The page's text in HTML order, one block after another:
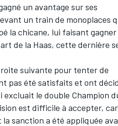
un avantage sur ses
un train de monoplaces
la chicane, lui faisant gagner
de la Haas, cette dernière
suivante pour tenter de
pas été satisfaits et ont
le double Champion
est difficile à accepter,
sanction a été appliquée